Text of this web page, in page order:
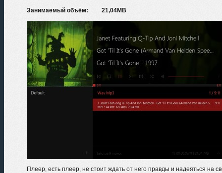
Занимаемый объём: 21,04MB
Плеер, есть плеер, не стоит ждать от него правды и надеяться на